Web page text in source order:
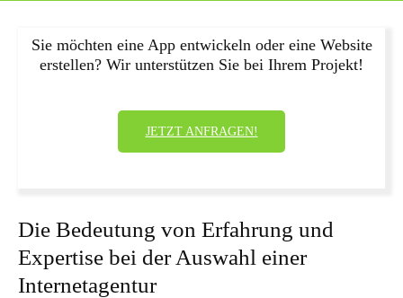
Sie möchten eine App entwickeln oder eine Website
erstellen? Wir unterstützen Sie bei Ihrem Projekt!
JETZT ANFRAGEN!
Die Bedeutung von Erfahrung und
Expertise bei der Auswahl einer
Internetagentur